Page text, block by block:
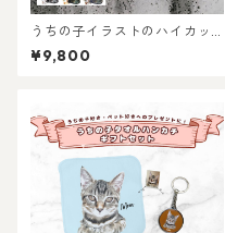
うちの子イラストのハイカッ
トスニーカーシューズ！猫好
き！犬好き！うちの子好き専
ズ/うちの子オーダーメイド/プ
レゼント/ギフト/キャンバスシ
ューズ！)
¥9,800